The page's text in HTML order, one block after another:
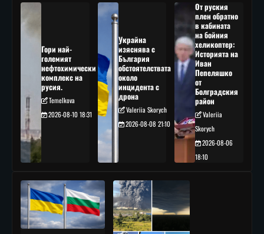
Гори най-
големият
нефтохимически
комплекс на
русия.
Temelkova
2026-08-10 18:31
Украйна
изяснява с
България
обстоятелствата
около
инцидента с
дрона
Valeriia Skorych
2026-08-08 21:10
От руския
плен обратно
в кабината
на бойния
хеликоптер:
Историята на
Иван
Пепеляшко
от
Болградския
район
Valeriia
Skorych
2026-08-06
18:10